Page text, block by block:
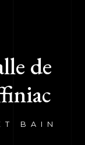
de
BAIN